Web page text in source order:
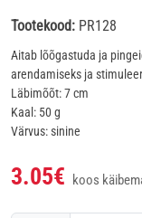
Tootekood: PR128
Aitab lõõgastuda ja
arendamiseks ja
Läbimõõt: 7 cm
Kaal: 50 g
Värvus: sinine
3.05€ koos